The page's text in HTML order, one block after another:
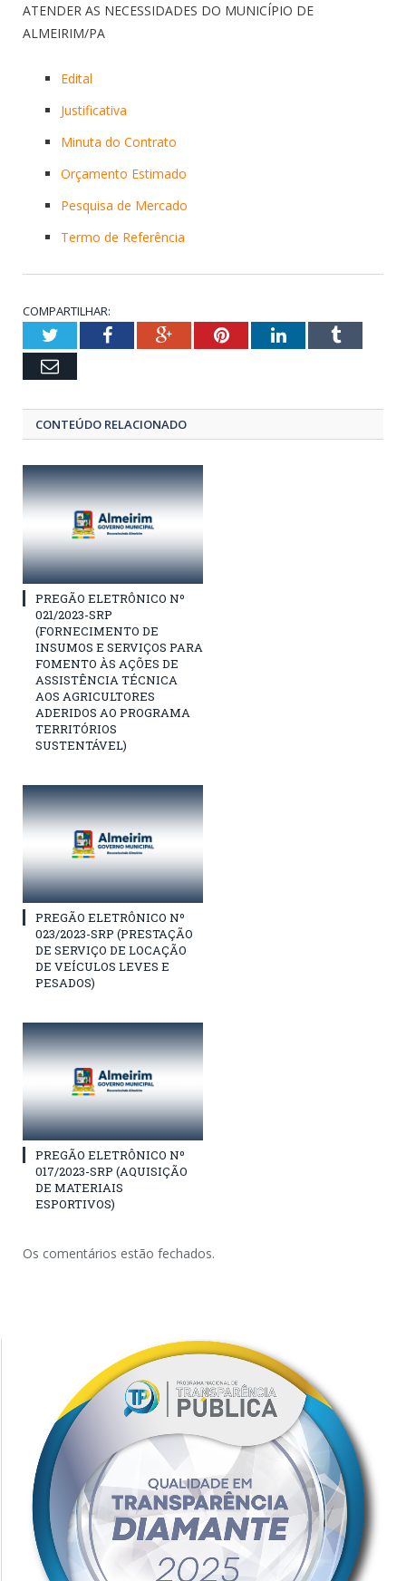
ATENDER AS NECESSIDADES DO MUNICÍPIO DE
ALMEIRIM/PA
Edital
Justificativa
Minuta do Contrato
Orçamento Estimado
Pesquisa de Mercado
Termo de Referência
COMPARTILHAR:
TwitterFacebookGoogle+PinterestLinkedInTumblr
Email
CONTEÚDO RELACIONADO
PREGÃO ELETRÔNICO Nº
021/2023-SRP
(FORNECIMENTO DE
INSUMOS E SERVIÇOS PARA
FOMENTO ÀS AÇÕES DE
ASSISTÊNCIA TÉCNICA
AOS AGRICULTORES
ADERIDOS AO PROGRAMA
TERRITÓRIOS
SUSTENTÁVEL)
PREGÃO ELETRÔNICO Nº
023/2023-SRP (PRESTAÇÃO
DE SERVIÇO DE LOCAÇÃO
DE VEÍCULOS LEVES E
PESADOS)
PREGÃO ELETRÔNICO Nº
017/2023-SRP (AQUISIÇÃO
DE MATERIAIS
ESPORTIVOS)
Os comentários estão fechados.